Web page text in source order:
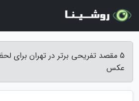
5 مقصد تفریحی برتر در تهران برای
عکس